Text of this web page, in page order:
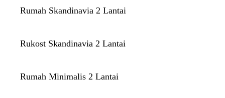
Rumah Skandinavia 2 Lantai
Rukost Skandinavia 2 Lantai
Rumah Minimalis 2 Lantai